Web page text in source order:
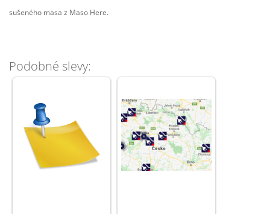
sušeného masa z Maso Here.
Podobné slevy: